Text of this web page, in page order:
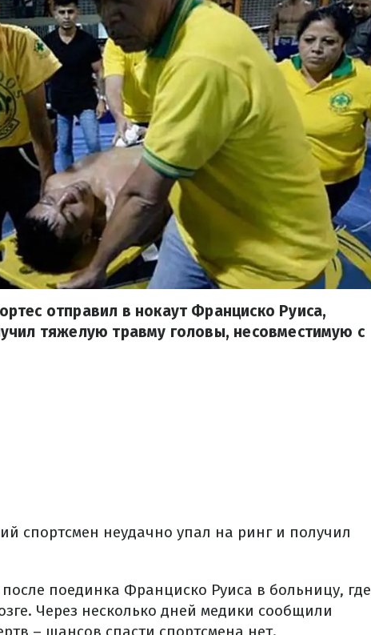
отправил в нокаут Франциско Руиса,
тяжелую травму головы, несовместимую с
спортсмен неудачно упал на ринг и получил
поединка Франциско Руиса в больницу, где
Через несколько дней медики сообщили